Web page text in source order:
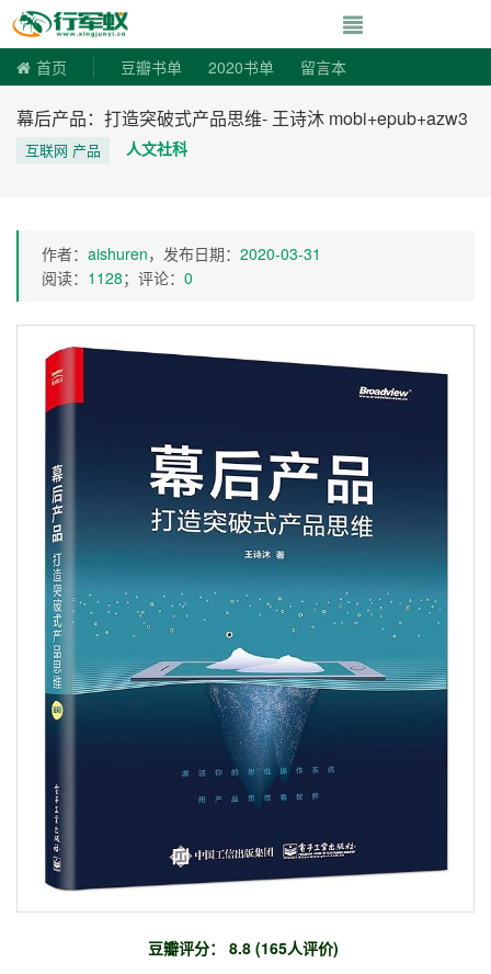
寻书令|走向自
首页 豆瓣书单 2020书单 留言本
幕后产品：打造突破式产品思维- 王诗沐 mobi+epub+azw3
互联网 产品 人文社科
作者： aishuren，发布日期： 2020-03-31
阅读： 1128；评论： 0
豆瓣评分： 8.8 (165人评价)